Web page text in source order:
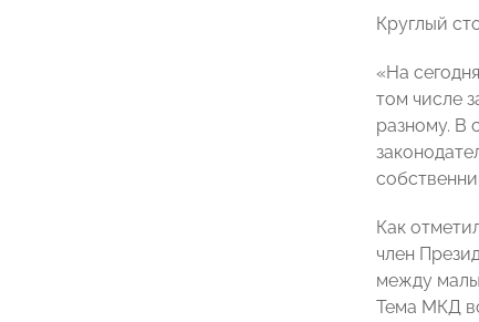
Круглый
«На
том числе
разному. В
Как
член
между
Тема МКД